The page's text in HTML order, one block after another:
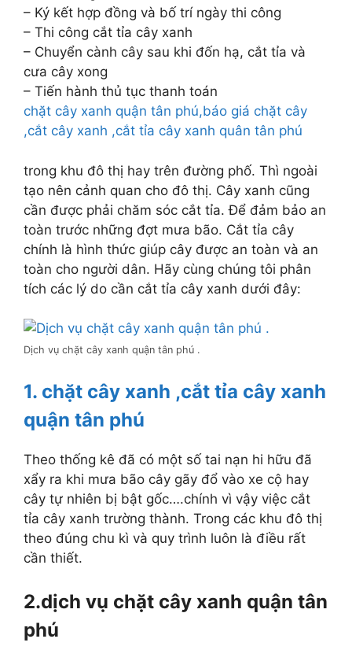
– Ký kết hợp đồng và bố trí ngày thi công
– Thi công cắt tỉa cây xanh
– Chuyển cành cây sau khi đốn hạ, cắt tỉa và
cưa cây xong
– Tiến hành thủ tục thanh toán
chặt cây xanh quận tân phú,báo giá chặt cây
,cắt cây xanh ,cắt tỉa cây xanh quân tân phú
trong khu đô thị hay trên đường phố. Thì ngoài
tạo nên cảnh quan cho đô thị. Cây xanh cũng
cần được phải chăm sóc cắt tỉa. Để đảm bảo an
toàn trước những đợt mưa bão. Cắt tỉa cây
chính là hình thức giúp cây được an toàn và an
toàn cho người dân. Hãy cùng chúng tôi phân
tích các lý do cần cắt tỉa cây xanh dưới đây:
Dịch vụ chặt cây xanh quận tân phú .
1. chặt cây xanh ,cắt tỉa cây xanh
quận tân phú
Theo thống kê đã có một số tai nạn hi hữu đã
xẩy ra khi mưa bão cây gãy đổ vào xe cộ hay
cây tự nhiên bị bật gốc….chính vì vậy việc cắt
tỉa cây xanh trường thành. Trong các khu đô thị
theo đúng chu kì và quy trình luôn là điều rất
cần thiết.
2.dịch vụ chặt cây xanh quận tân
phú